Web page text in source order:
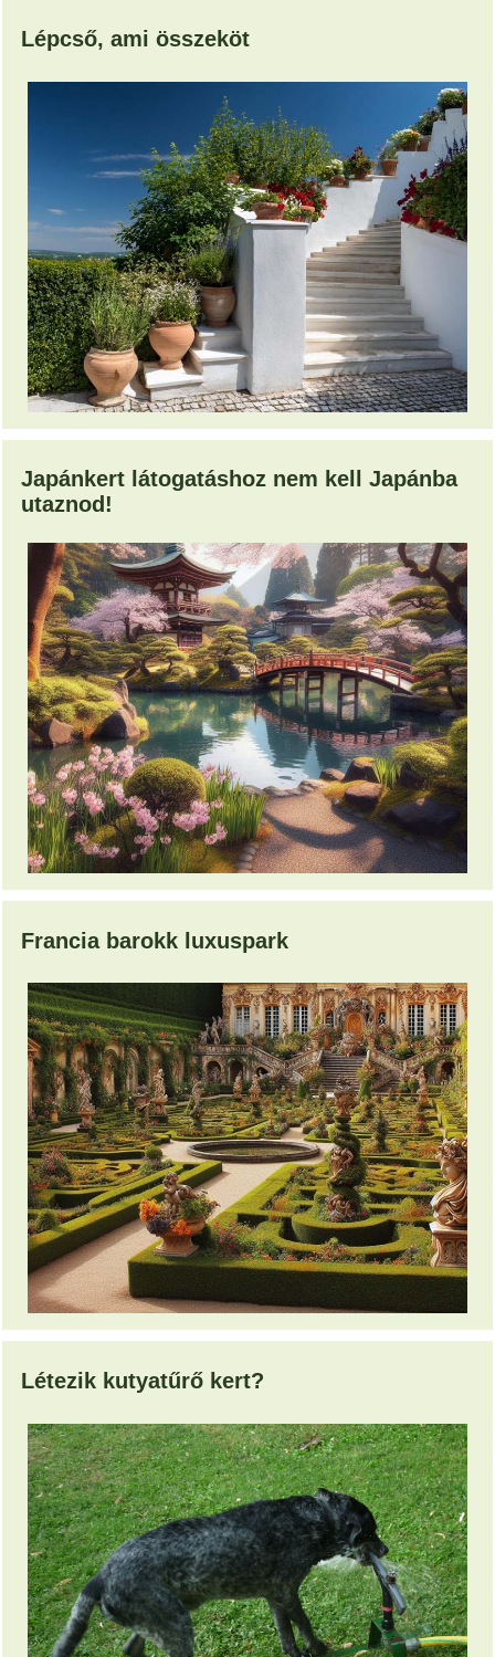
Lépcső, ami összeköt
Japánkert látogatáshoz nem kell Japánba
utaznod!
Francia barokk luxuspark
Létezik kutyatűrő kert?